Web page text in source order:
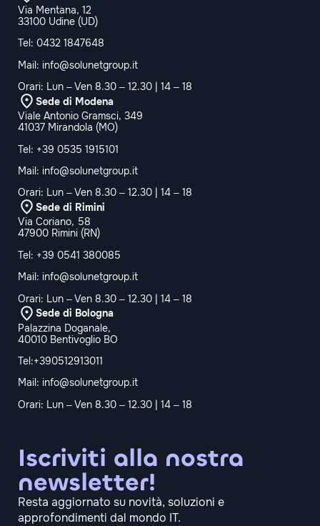
Via Mentana, 12
33100 Udine (UD)
Tel: 0432 1847648
Mail: info@solunetgroup.it
Orari: Lun – Ven 8.30 – 12.30 | 14 – 18
Sede di Modena
Viale Antonio Gramsci, 349
41037 Mirandola (MO)
Tel: +39 0535 1915101
Mail: info@solunetgroup.it
Orari: Lun – Ven 8.30 – 12.30 | 14 – 18
Sede di Rimini
Via Coriano, 58
47900 Rimini (RN)
Tel: +39 0541 380085
Mail: info@solunetgroup.it
Orari: Lun – Ven 8.30 – 12.30 | 14 – 18
Sede di Bologna
Palazzina Doganale,
40010 Bentivoglio BO
Tel:+390512913011
Mail: info@solunetgroup.it
Orari: Lun – Ven 8.30 – 12.30 | 14 – 18
Iscriviti alla nostra
newsletter!
Resta aggiornato su novità, soluzioni e
approfondimenti dal mondo IT.